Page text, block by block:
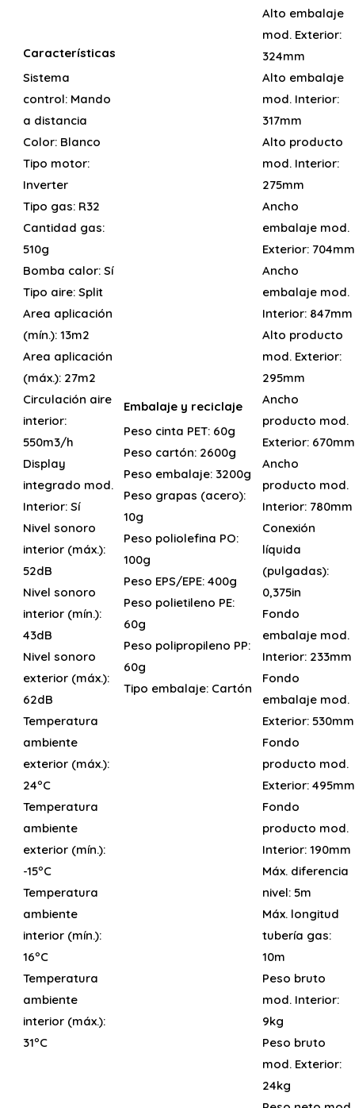
Características
Sistema
control: Mando
a distancia
Color: Blanco
Tipo motor:
Inverter
Tipo gas: R32
Cantidad gas:
510g
Bomba calor: Sí
Tipo aire: Split
Area aplicación
(mín.): 13m2
Area aplicación
(máx.): 27m2
Circulación aire
interior:
550m3/h
Display
integrado mod.
Interior: Sí
Nivel sonoro
interior (máx.):
52dB
Nivel sonoro
interior (mín.):
43dB
Nivel sonoro
exterior (máx.):
62dB
Temperatura
ambiente
exterior (máx.):
24ºC
Temperatura
ambiente
exterior (mín.):
-15ºC
Temperatura
ambiente
interior (mín.):
16ºC
Temperatura
ambiente
interior (máx.):
31ºC
Embalaje y reciclaje
Peso cinta PET: 60g
Peso cartón: 2600g
Peso embalaje: 3200g
Peso grapas (acero):
10g
Peso poliolefina PO:
100g
Peso EPS/EPE: 400g
Peso polietileno PE:
60g
Peso polipropileno PP:
60g
Tipo embalaje: Cartón
Alto embalaje
mod. Exterior:
324mm
Alto embalaje
mod. Interior:
317mm
Alto producto
mod. Interior:
275mm
Ancho
embalaje mod.
Exterior: 704mm
Ancho
embalaje mod.
Interior: 847mm
Alto producto
mod. Exterior:
295mm
Ancho
producto mod.
Exterior: 670mm
Ancho
producto mod.
Interior: 780mm
Conexión
líquida
(pulgadas):
0,375in
Fondo
embalaje mod.
Interior: 233mm
Fondo
embalaje mod.
Exterior: 530mm
Fondo
producto mod.
Exterior: 495mm
Fondo
producto mod.
Interior: 190mm
Máx. diferencia
nivel: 5m
Máx. longitud
tubería gas:
10m
Peso bruto
mod. Interior:
9kg
Peso bruto
mod. Exterior:
24kg